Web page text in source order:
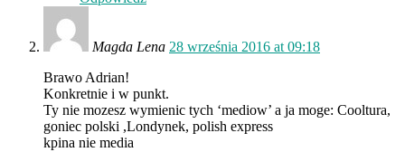
Magda Lena 28 września 2016 at 09:18
Brawo Adrian!
Konkretnie i w punkt.
Ty nie mozesz wymienic tych ‘mediow’ a ja moge: Cooltura,
goniec polski ,Londynek, polish express
kpina nie media